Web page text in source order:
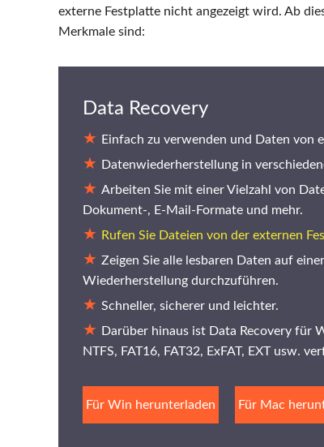
externe Festplatte nicht angezeigt wird. Ab
Merkmale sind:
Data Recovery
Einfach zu verwenden und Daten von
Datenwiederherstellung in
Arbeiten Sie mit einer Vielzahl von
Dokument-, E-Mail-Formate und mehr.
Rufen Sie Dateien von der externen
Zeigen Sie alle lesbaren Daten auf
Wiederherstellung durchzuführen.
Schneller, sicherer und leichter.
Darüber hinaus ist Data Recovery für
NTFS, FAT16, FAT32, ExFAT, EXT usw.
Für Win herunterladen Für Mac